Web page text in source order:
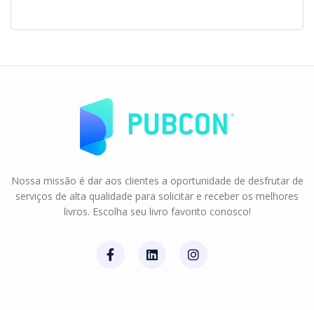
era:
é:
Nossa missão é dar aos clientes a oportunidade de desfrutar de
serviços de alta qualidade para solicitar e receber os melhores
livros. Escolha seu livro favorito conosco!